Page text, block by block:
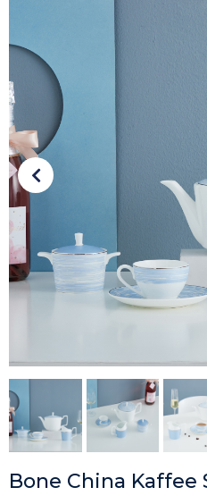
Bone China Kaffee